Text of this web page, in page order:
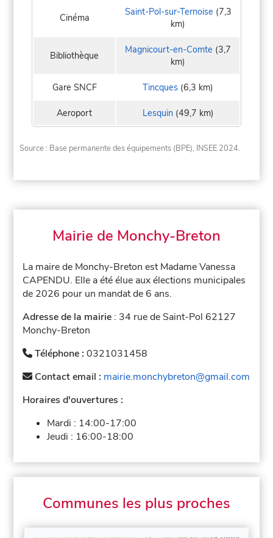
Cinéma Saint-Pol-sur-Ternoise (7,3
km)
Bibliothèque Magnicourt-en-Comte (3,7
km)
Gare SNCF Tincques (6,3 km)
Aeroport Lesquin(49,7 km)
Source : Base permanente des équipements (BPE), INSEE 2024.
Mairie de Monchy-Breton
La maire de Monchy-Breton est Madame Vanessa
CAPENDU. Elle a été élue aux élections municipales
de 2026 pour un mandat de 6 ans.
Adresse de la mairie : 34 rue de Saint-Pol 62127
Monchy-Breton
Téléphone :0321031458
Contact email : mairie.monchybreton@gmail.com
Horaires d'ouvertures :
Mardi : 14:00-17:00
Jeudi : 16:00-18:00
Communes les plus proches